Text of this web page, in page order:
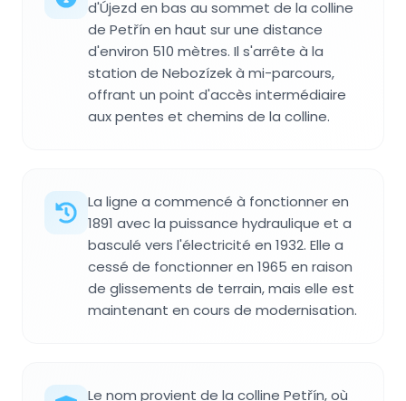
d'Újezd en bas au sommet de la colline
de Petřín en haut sur une distance
d'environ 510 mètres. Il s'arrête à la
station de Nebozízek à mi-parcours,
offrant un point d'accès intermédiaire
aux pentes et chemins de la colline.
La ligne a commencé à fonctionner en
1891 avec la puissance hydraulique et a
basculé vers l'électricité en 1932. Elle a
cessé de fonctionner en 1965 en raison
de glissements de terrain, mais elle est
maintenant en cours de modernisation.
Le nom provient de la colline Petřín, où